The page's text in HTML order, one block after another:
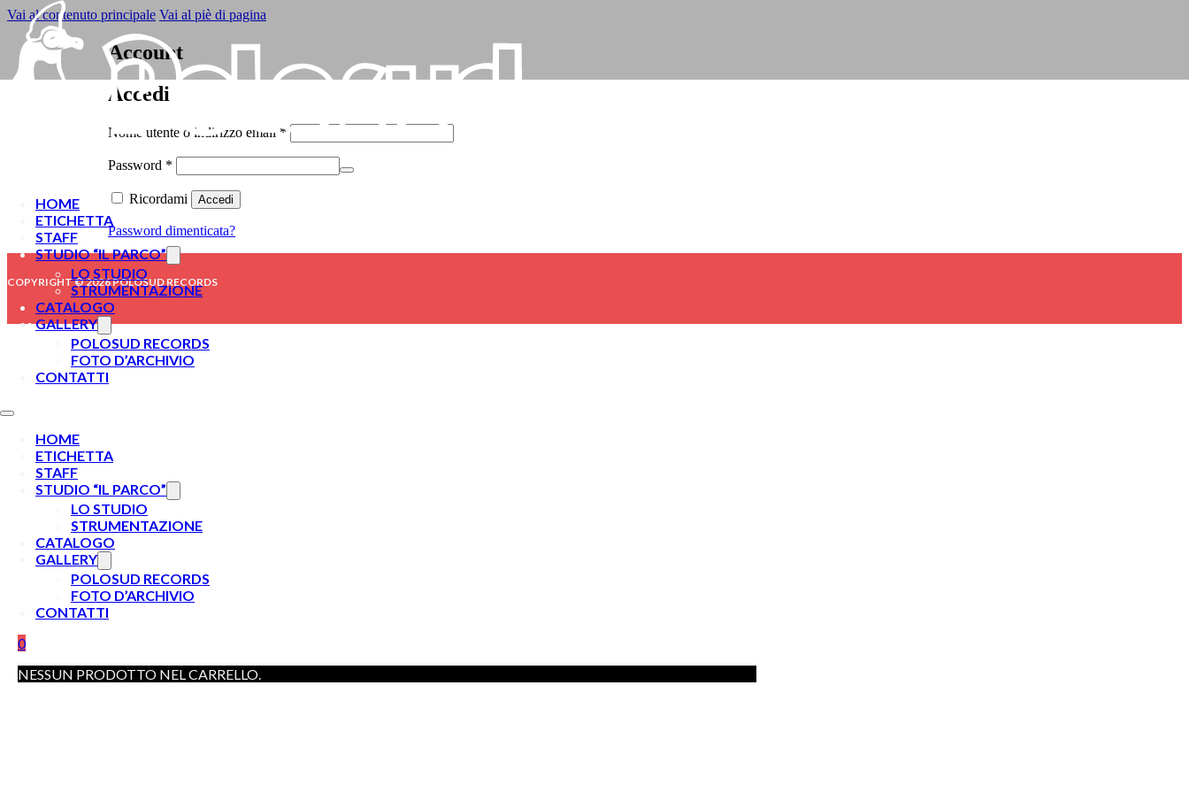
Vai al contenuto principale Vai al piè di pagina
HOME
ETICHETTA
STAFF
STUDIO “IL PARCO”
LO STUDIO
STRUMENTAZIONE
CATALOGO
GALLERY
POLOSUD RECORDS
FOTO D’ARCHIVIO
CONTATTI
HOME
ETICHETTA
STAFF
STUDIO “IL PARCO”
LO STUDIO
STRUMENTAZIONE
CATALOGO
GALLERY
POLOSUD RECORDS
FOTO D’ARCHIVIO
CONTATTI
0
NESSUN PRODOTTO NEL CARRELLO.
Account
Accedi
Nome utente o indirizzo email * Richiesto
Password *
Ricordami Accedi
Password dimenticata?
COPYRIGHT © 2026 POLOSUD RECORDS